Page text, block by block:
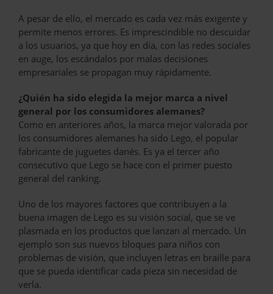
A pesar de ello, el mercado es cada vez más exigente y
permite menos errores. Es imprescindible no descuidar
a los usuarios, ya que hoy en día, con las redes sociales
en auge, los escándalos por malas decisiones
empresariales se propagan muy rápidamente.
¿Quién ha sido elegida la mejor marca a nivel
general por los consumidores alemanes?
Como en anteriores años, la marca mejor valorada por
los consumidores alemanes ha sido Lego, el popular
fabricante de juguetes danés. Es ya el tercer año
consecutivo que Lego se hace con el primer puesto
general del ranking.
Uno de los mayores factores que contribuyen a la
buena imagen de Lego es su visión social, que se ve
plasmada en los productos que lanzan al mercado. Un
ejemplo son sus nuevos bloques para niños con
problemas de visión, que incluyen letras en braille para
que se pueda identificar cada pieza sin necesidad de
verla.